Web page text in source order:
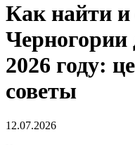
Как найти и
Черногории
2026 году:
советы
12.07.2026